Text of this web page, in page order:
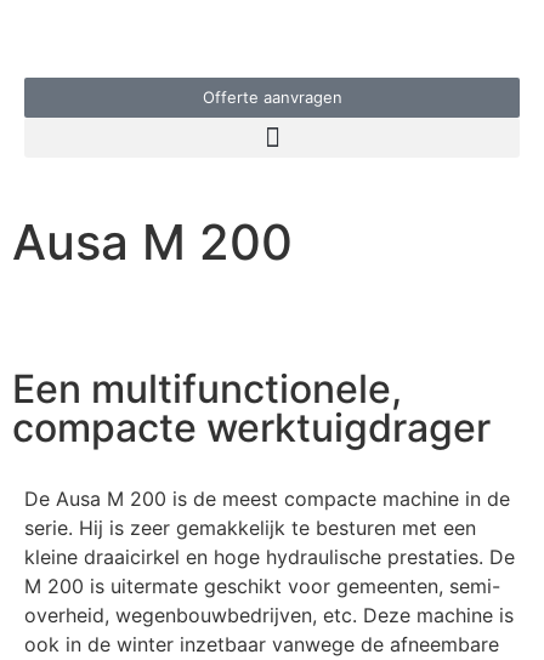
Offerte aanvragen
Ausa M 200
Een multifunctionele,
compacte werktuigdrager
De Ausa M 200 is de meest compacte machine in de
serie. Hij is zeer gemakkelijk te besturen met een
kleine draaicirkel en hoge hydraulische prestaties. De
M 200 is uitermate geschikt voor gemeenten, semi-
overheid, wegenbouwbedrijven, etc. Deze machine is
ook in de winter inzetbaar vanwege de afneembare